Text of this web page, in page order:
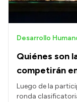
Quiénes son
competirán
Desarrollo
Luego de la
ronda